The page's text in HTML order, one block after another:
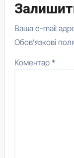
Ваша e-mail
Обов’язкові
Коментар*